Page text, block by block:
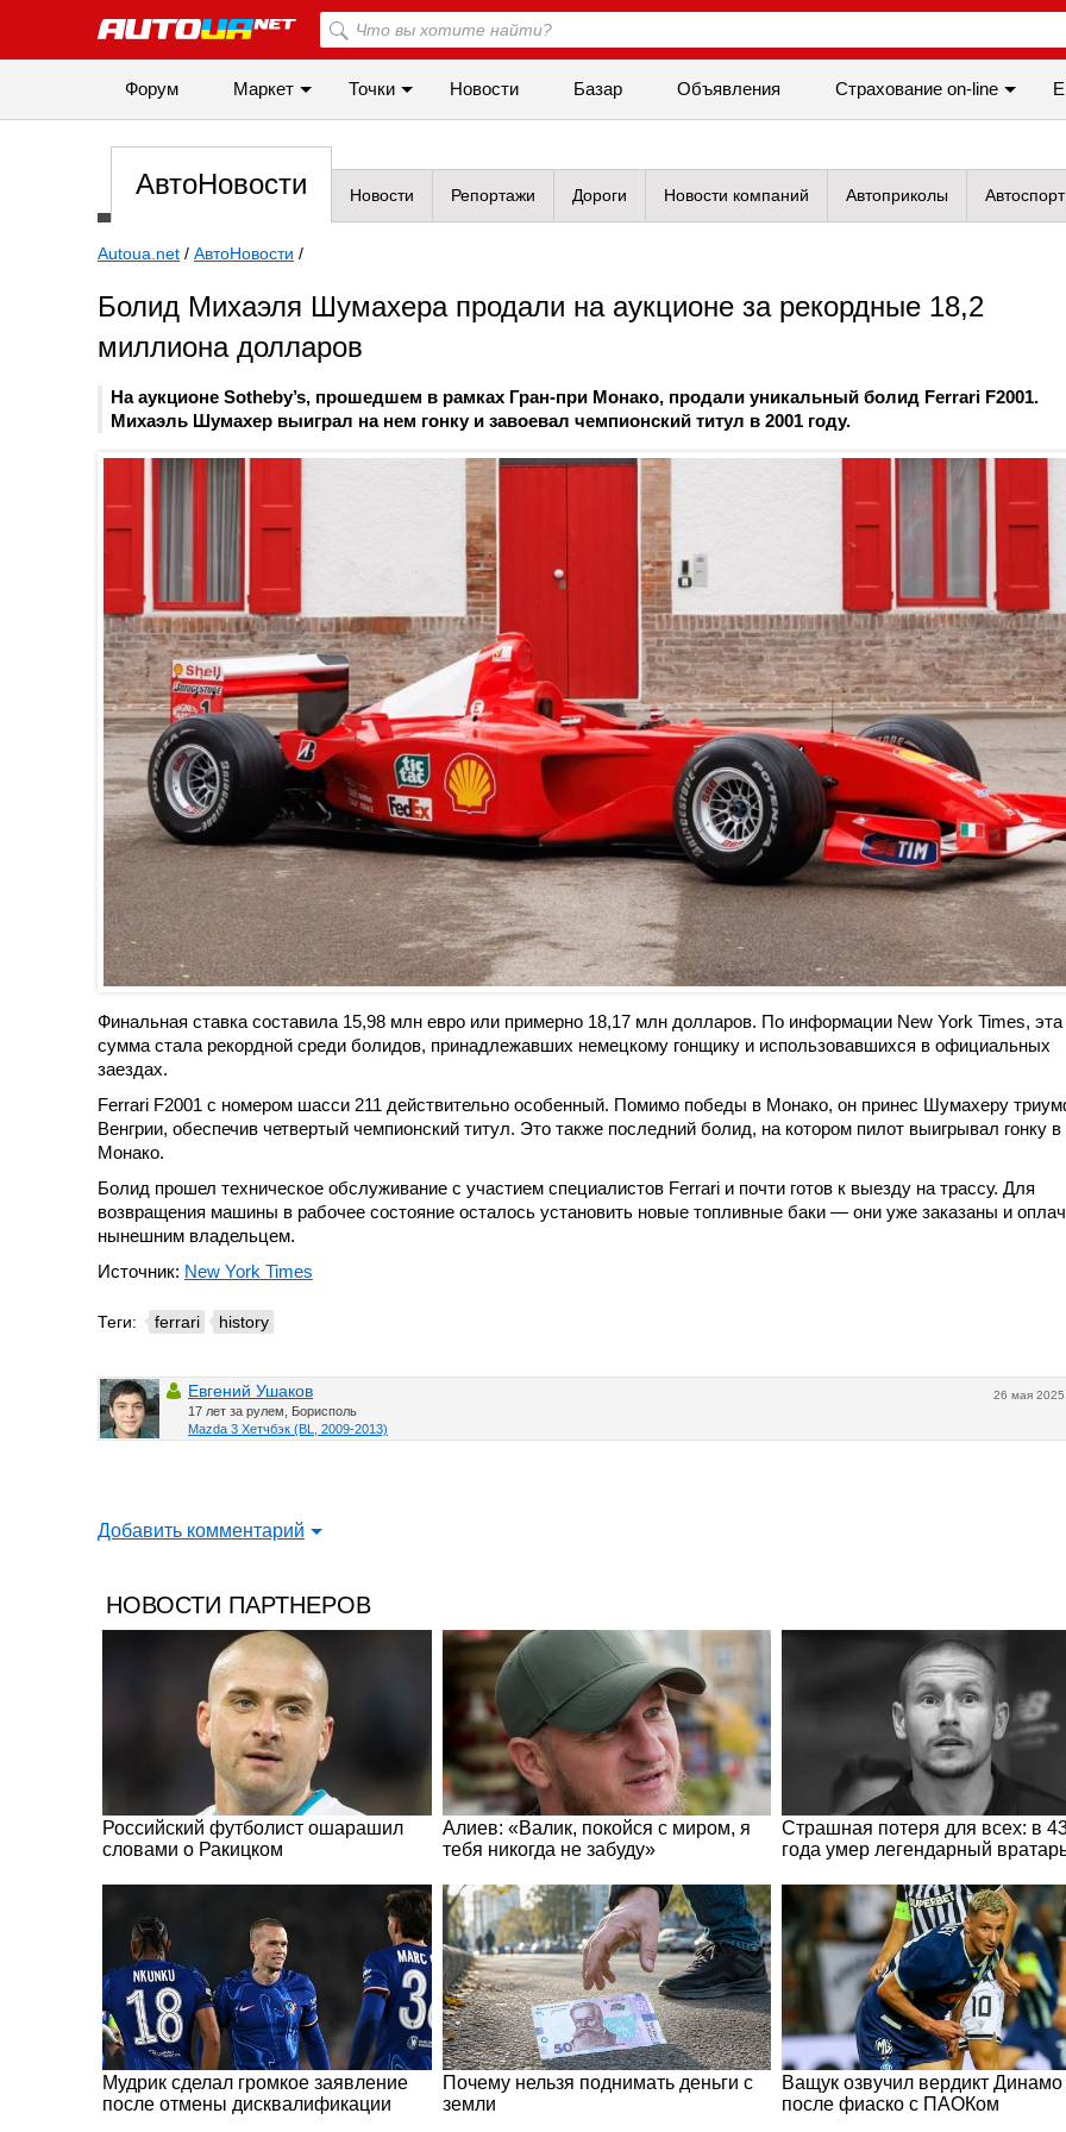
Форум Маркет Точки Новости Базар Объявления Cтрахование on-line
АвтоНовости Новости Репортажи Дороги Новости компаний Автоприколы Автоспорт
Autoua.net / АвтоНовости /
Болид Михаэля Шумахера продали на аукционе за рекордные 18,2
миллиона долларов
На аукционе Sotheby’s, прошедшем в рамках Гран-при Монако, продали уникальный болид Ferrari F2001.
Михаэль Шумахер выиграл на нем гонку и завоевал чемпионский титул в 2001 году.
Финальная ставка составила 15,98 млн евро или примерно 18,17 млн долларов. По информации New York Times, эта
сумма стала рекордной среди болидов, принадлежавших немецкому гонщику и использовавшихся в официальных
заездах.
Ferrari F2001 с номером шасси 211 действительно особенный. Помимо победы в Монако, он принес Шумахеру
Венгрии, обеспечив четвертый чемпионский титул. Это также последний болид, на котором пилот выигрывал гонку в
Монако.
Болид прошел техническое обслуживание с участием специалистов Ferrari и почти готов к выезду на трассу. Для
возвращения машины в рабочее состояние осталось установить новые топливные баки — они уже заказаны и
нынешним владельцем.
Источник: New York Times
Теги: ferrari history
26 мая 2025
Евгений Ушаков
17 лет за рулем, Борисполь
Mazda 3 Хетчбэк (BL, 2009-2013)
Добавить комментарий